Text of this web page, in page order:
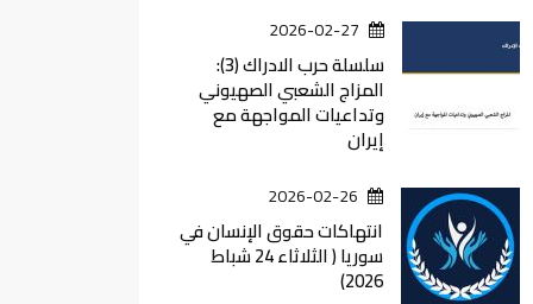
2026-02-27
سلسلة حرب الادراك (3):
المزاج الشعبي الصهيوني
وتداعيات المواجهة مع
إيران
2026-02-26
انتهاكات حقوق الإنسان في
سوريا ( الثلاثاء 24 شباط
2026)